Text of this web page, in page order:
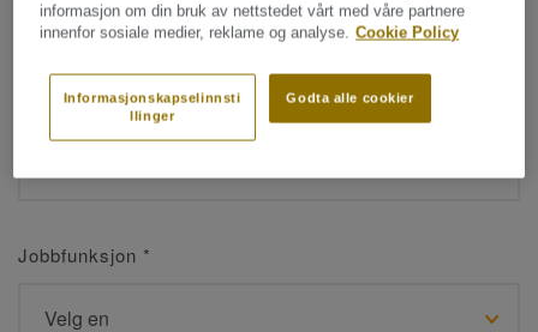
Etternavn*
Jobbfunksjon *
informasjon om din bruk av nettstedet vårt med våre partnere
innenfor sosiale medier, reklame og analyse. Cookie Policy
Godta alle cookier
Informasjonskapselinnsti
llinger